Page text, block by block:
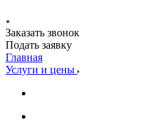
Заказать звонок
Подать заявку
Главная
Услуги и цены